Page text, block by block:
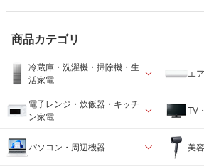
商品カテゴリ
冷蔵庫・洗濯機・掃除機・生
活家電
エ
電子レンジ・炊飯器・キッチ
ン家電
TV
パソコン・周辺機器 美